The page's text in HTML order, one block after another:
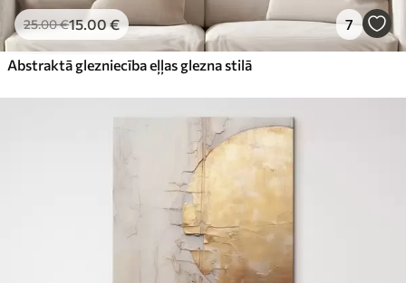
25.00€15.00€ 7
Abstraktā glezniecība eļļas glezna stilā